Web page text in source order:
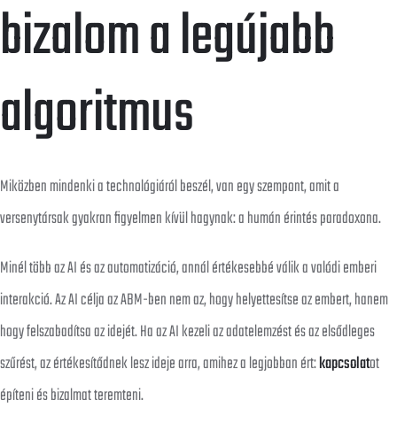
bizalom a legújabb
algoritmus
Miközben mindenki a technológiáról beszél, van egy szempont, amit a
versenytársak gyakran figyelmen kívül hagynak: a humán érintés paradoxona.
Minél több az AI és az automatizáció, annál értékesebbé válik a valódi emberi
interakció. Az AI célja az ABM-ben nem az, hogy helyettesítse az embert, hanem
hogy felszabadítsa az idejét. Ha az AI kezeli az adatelemzést és az elsődleges
szűrést, az értékesítődnek lesz ideje arra, amihez a legjobban ért:kapcsolatot
építeni és bizalmat teremteni.